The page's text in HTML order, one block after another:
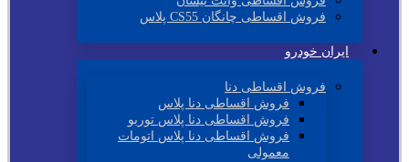
فروش اقساطی چانگان CS55 پلاس
ایران خودرو
فروش اقساطی دنا
فروش اقساطی دنا پلاس
فروش اقساطی دنا پلاس توربو
فروش اقساطی دنا پلاس اتومات
معمولی